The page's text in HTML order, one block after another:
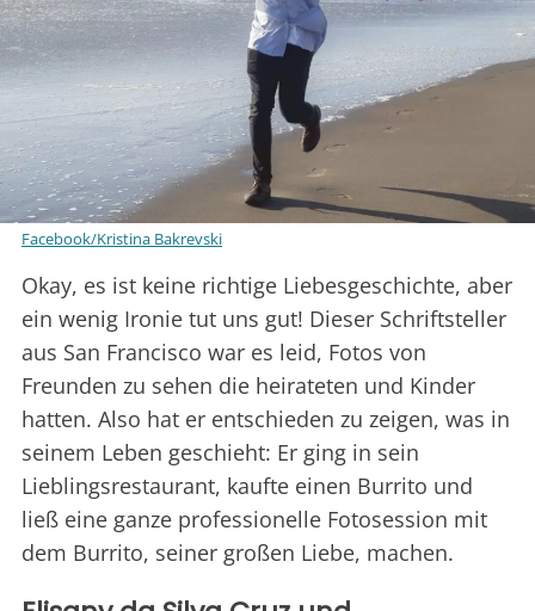
Facebook/Kristina Bakrevski
Okay, es ist keine richtige Liebesgeschichte, aber
ein wenig Ironie tut uns gut! Dieser Schriftsteller
aus San Francisco war es leid, Fotos von
Freunden zu sehen die heirateten und Kinder
hatten. Also hat er entschieden zu zeigen, was in
seinem Leben geschieht: Er ging in sein
Lieblingsrestaurant, kaufte einen Burrito und
ließ eine ganze professionelle Fotosession mit
dem Burrito, seiner großen Liebe, machen.